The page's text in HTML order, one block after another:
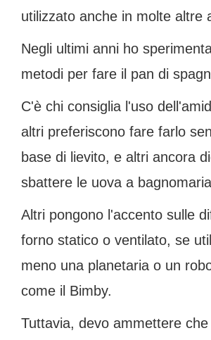
utilizzato anche in molte altre
Negli ultimi anni ho
metodi per fare il pan di
C'è chi consiglia l'uso
altri preferiscono fare farlo
base di lievito, e altri ancora
sbattere le uova a
Altri pongono l'accento sulle
forno statico o ventilato, se
meno una planetaria o un
come il Bimby.
Tuttavia, devo ammettere che